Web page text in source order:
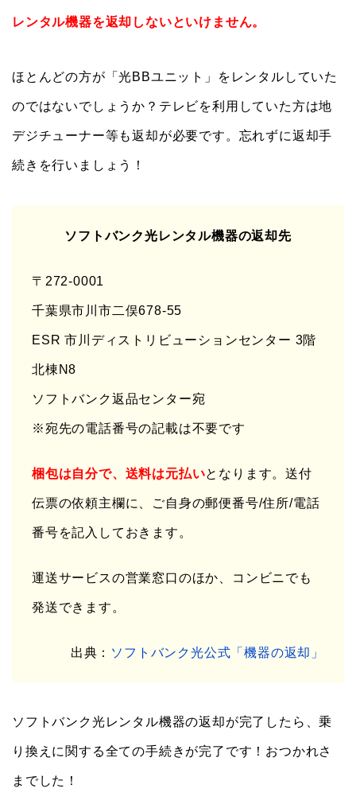
レンタル機器を返却しないといけません。
ほとんどの方が「光BBユニット」をレンタルしていた
のではないでしょうか？テレビを利用していた方は地
デジチューナー等も返却が必要です。忘れずに返却手
続きを行いましょう！
ソフトバンク光レンタル機器の返却先
〒272-0001
千葉県市川市二俣678-55
ESR 市川ディストリビューションセンター 3階
北棟N8
ソフトバンク返品センター宛
※宛先の電話番号の記載は不要です
梱包は自分で、送料は元払いとなります。送付
伝票の依頼主欄に、ご自身の郵便番号/住所/電話
番号を記入しておきます。
運送サービスの営業窓口のほか、コンビニでも
発送できます。
出典： ソフトバンク光公式「機器の返却」
ソフトバンク光レンタル機器の返却が完了したら、乗
り換えに関する全ての手続きが完了です！おつかれさ
までした！